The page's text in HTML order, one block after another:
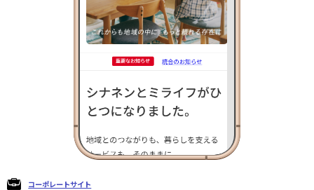
コーポレートサイト